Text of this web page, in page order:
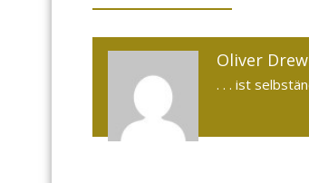
Oliver
. . . ist